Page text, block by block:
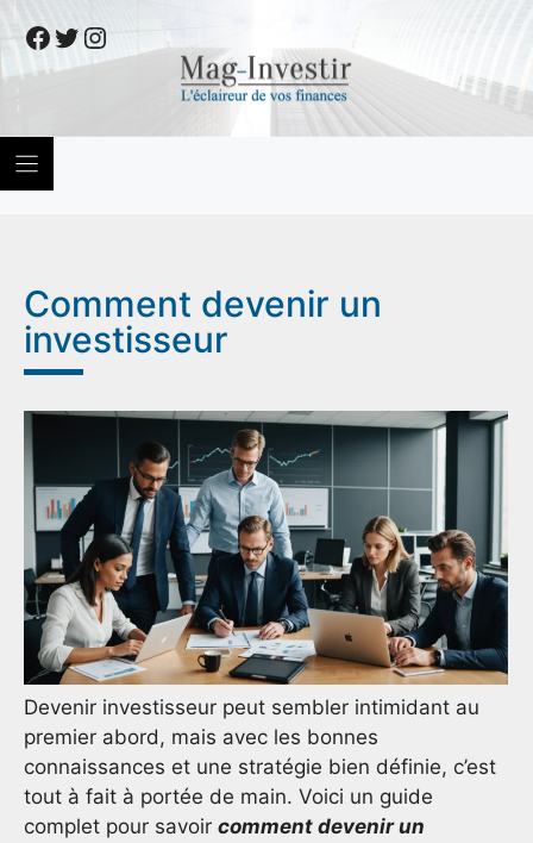
to
content
Facebook
Twitter
Instagram
Comment devenir un
investisseur
Devenir investisseur peut sembler intimidant au
premier abord, mais avec les bonnes
connaissances et une stratégie bien définie, c’est
tout à fait à portée de main. Voici un guide
complet pour savoir comment devenir un